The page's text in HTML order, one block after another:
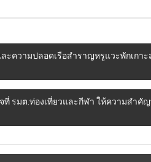
ความปลอดเรือสำราญหรูแวะพักเกาะ
ที่ รมต.ท่องเที่ยวและกีฬา ให้ความสำคั